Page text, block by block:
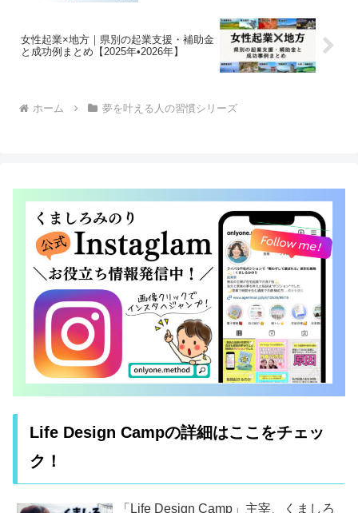
女性起業×地方｜県別の起業支援・補助金
と成功例まとめ【2025年•2026年】
ホーム 夢を叶える人の習慣シリーズ
Life Design Campの詳細はここをチェッ
ク！
「Life Design Camp」主宰、くましろ